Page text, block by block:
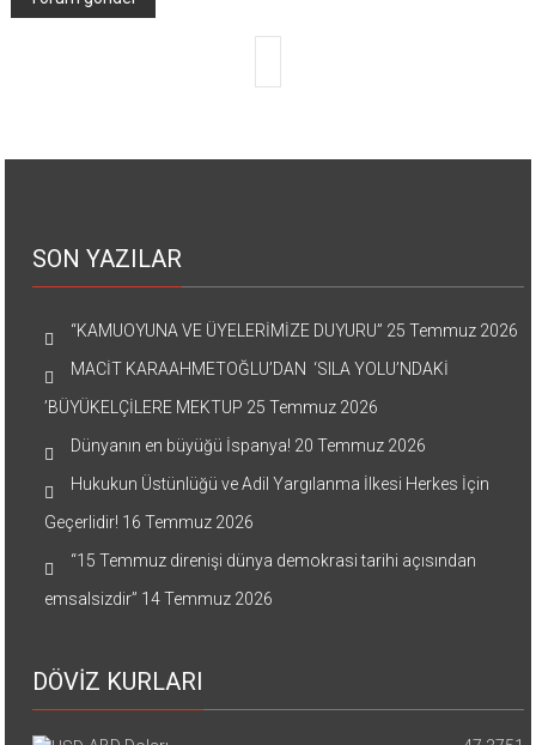
SON YAZILAR
“KAMUOYUNA VE ÜYELERİMİZE DUYURU” 25 Temmuz 2026
MACİT KARAAHMETOĞLU’DAN ‘SILA YOLU’NDAKİ
’BÜYÜKELÇİLERE MEKTUP 25 Temmuz 2026
Dünyanın en büyüğü İspanya! 20 Temmuz 2026
Hukukun Üstünlüğü ve Adil Yargılanma İlkesi Herkes İçin
Geçerlidir! 16 Temmuz 2026
“15 Temmuz direnişi dünya demokrasi tarihi açısından
emsalsizdir” 14 Temmuz 2026
DÖVİZ KURLARI